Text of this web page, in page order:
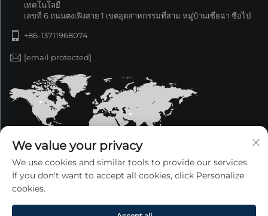
เทคโนโลยี
เลขที่ 6 ถนนตงเฟิงสาย 1 เขตอุตสาหกรรมที่สาม หมู่บ้านเซี่ยฉา ซือไป่
+86-13711968074
[email protected]
นโยบายความเป็นส่วนตัว
We value your privacy
We use cookies and similar tools to provide our services.
If you don't want to accept all cookies, click Personalize
cookies.